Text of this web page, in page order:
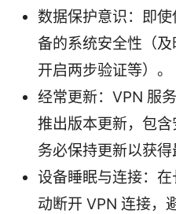
数据保护意识：即
备的系统安全性（及
开启两步验证等）。
经常更新：VPN 服
推出版本更新，包含
务必保持更新以获得
设备睡眠与连接：
动断开 VPN 连接，